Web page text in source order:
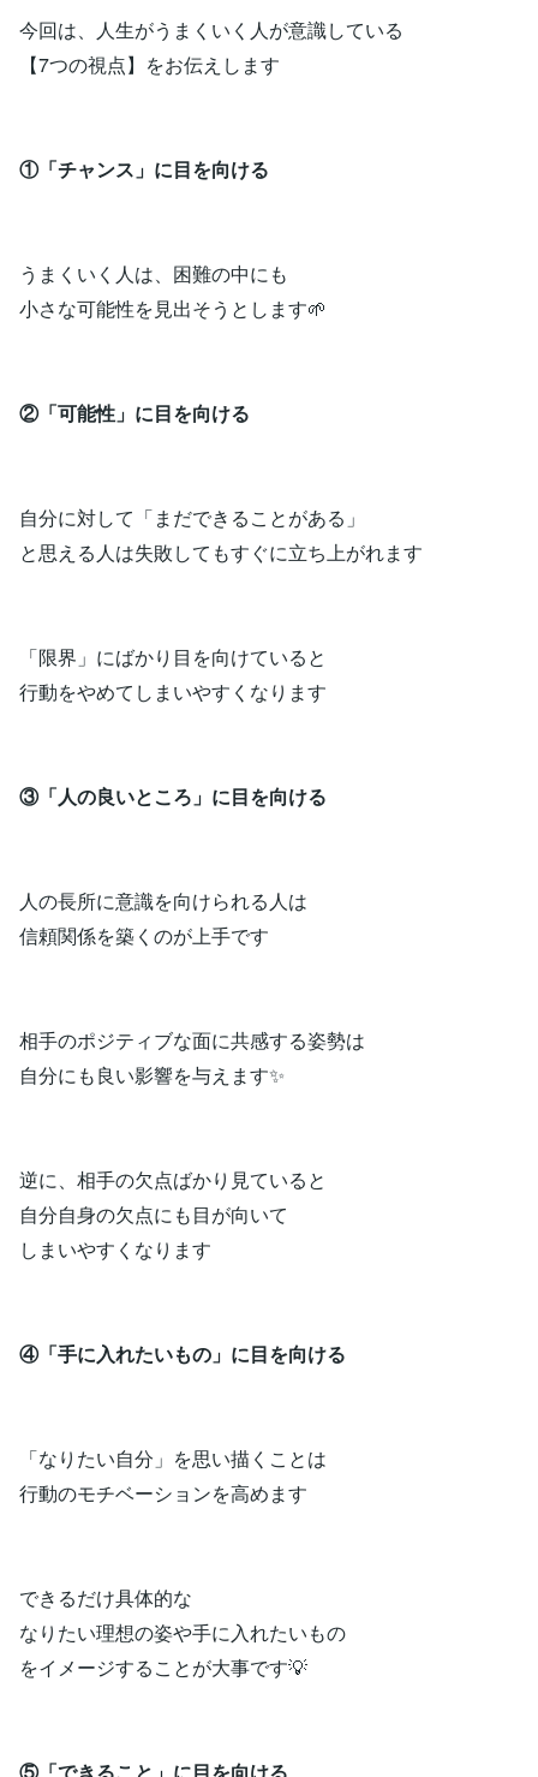
今回は、人生がうまくいく人が意識している
【7つの視点】をお伝えします
①「チャンス」に目を向ける
うまくいく人は、困難の中にも
小さな可能性を見出そうとします🌱
②「可能性」に目を向ける
自分に対して「まだできることがある」
と思える人は失敗してもすぐに立ち上がれます
「限界」にばかり目を向けていると
行動をやめてしまいやすくなります
③「人の良いところ」に目を向ける
人の長所に意識を向けられる人は
信頼関係を築くのが上手です
相手のポジティブな面に共感する姿勢は
自分にも良い影響を与えます✨
逆に、相手の欠点ばかり見ていると
自分自身の欠点にも目が向いて
しまいやすくなります
④「手に入れたいもの」に目を向ける
「なりたい自分」を思い描くことは
行動のモチベーションを高めます
できるだけ具体的な
なりたい理想の姿や手に入れたいもの
をイメージすることが大事です💡
⑤「できること」に目を向ける